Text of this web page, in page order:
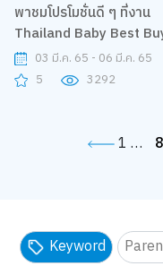
พาชมโปรโมชั่นดี ๆ ที่งาน
Thailand Baby Best
03 มี.ค. 65 - 06 มี.ค. 65
5
3292
1 … 8
Keyword